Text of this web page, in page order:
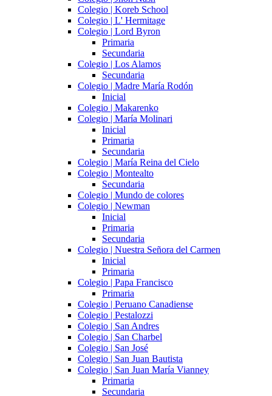
Colegio | Koreb School
Colegio | L' Hermitage
Colegio | Lord Byron
Primaria
Secundaria
Colegio | Los Alamos
Secundaria
Colegio | Madre María Rodón
Inicial
Colegio | Makarenko
Colegio | María Molinari
Inicial
Primaria
Secundaria
Colegio | María Reina del Cielo
Colegio | Montealto
Secundaria
Colegio | Mundo de colores
Colegio | Newman
Inicial
Primaria
Secundaria
Colegio | Nuestra Señora del Carmen
Inicial
Primaria
Colegio | Papa Francisco
Primaria
Colegio | Peruano Canadiense
Colegio | Pestalozzi
Colegio | San Andres
Colegio | San Charbel
Colegio | San José
Colegio | San Juan Bautista
Colegio | San Juan María Vianney
Primaria
Secundaria